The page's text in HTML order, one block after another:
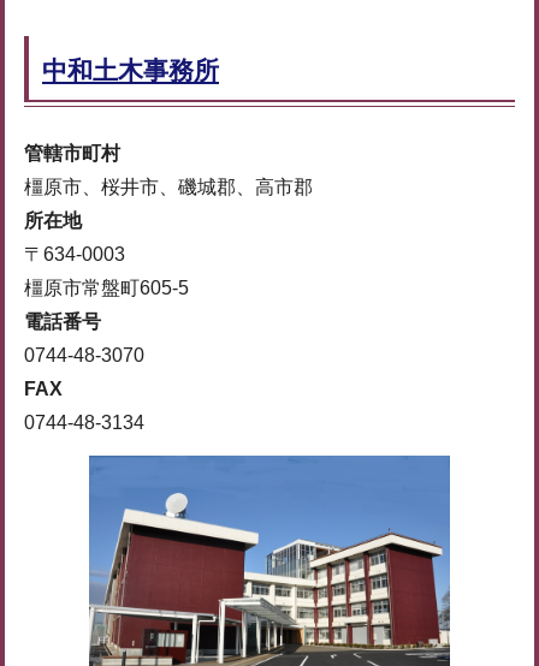
中和土木事務所
管轄市町村
橿原市、桜井市、磯城郡、高市郡
所在地
〒634-0003
橿原市常盤町605-5
電話番号
0744-48-3070
FAX
0744-48-3134